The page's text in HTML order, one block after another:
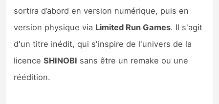
sortira d’abord en version numérique, puis en
version physique via Limited Run Games. Il s'agit
d'un titre inédit, qui s'inspire de l'univers de la
licenceSHINOBI sans être un remake ou une
réédition.